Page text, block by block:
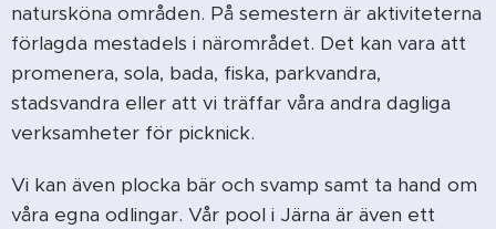
natursköna områden. På semestern är aktiviteterna
förlagda mestadels i närområdet. Det kan vara att
promenera, sola, bada, fiska, parkvandra,
stadsvandra eller att vi träffar våra andra dagliga
verksamheter för picknick.
Vi kan även plocka bär och svamp samt ta hand om
våra egna odlingar. Vår pool i Järna är även ett